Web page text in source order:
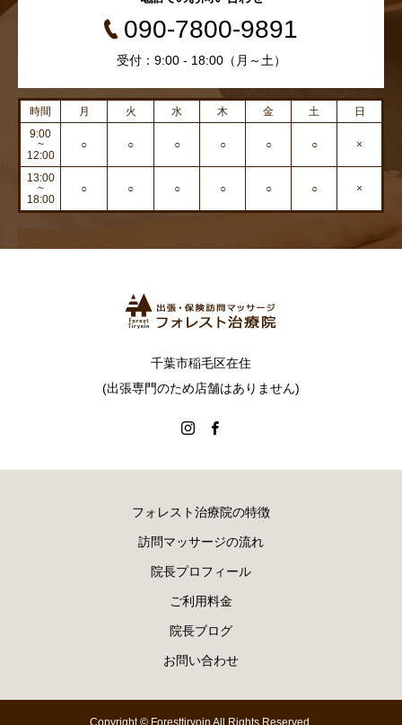
090-7800-9891
受付：9:00 - 18:00（月～土）
時間 月 火 水 木 金 土
日
9:00
~
12:00
○ ○ ○ ○ ○ ○ ×
13:00
~
18:00
○ ○ ○ ○ ○ ○ ×
千葉市稲毛区在住
(出張専門のため店舗はありません)
フォレスト治療院の特徴
訪問マッサージの流れ
院長プロフィール
ご利用料金
院長ブログ
お問い合わせ
Copyright © Foresttiryoin All Rights Reserved.